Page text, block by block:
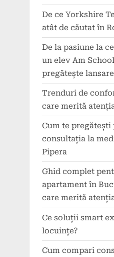
De ce Yorkshire
atât de căutat în
De la pasiune la
un elev Am
pregătește
Trenduri de
care merită
Cum te pregătești
consultația la
Pipera
Ghid complet
apartament în
care merită
Ce soluții smart
locuințe?
Cum compari